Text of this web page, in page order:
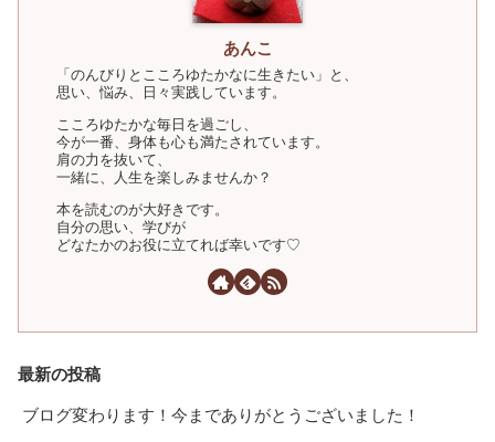
あんこ
「のんびりとこころゆたかなに生きたい」と、
思い、悩み、日々実践しています。
こころゆたかな毎日を過ごし、
今が一番、身体も心も満たされています。
肩の力を抜いて、
一緒に、人生を楽しみませんか？
本を読むのが大好きです。
自分の思い、学びが
どなたかのお役に立てれば幸いです♡
最新の投稿
ブログ変わります！今までありがとうございました！